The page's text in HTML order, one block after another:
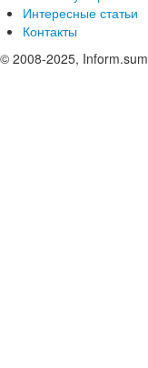
Интересные статьи
Контакты
© 2008-2025,